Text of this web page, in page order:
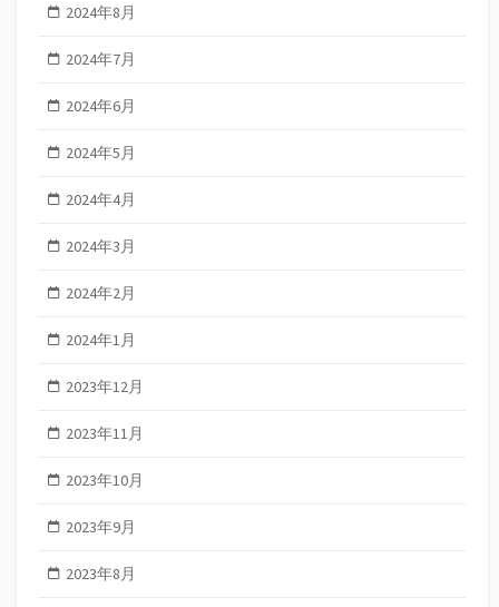
2024年8月
2024年7月
2024年6月
2024年5月
2024年4月
2024年3月
2024年2月
2024年1月
2023年12月
2023年11月
2023年10月
2023年9月
2023年8月